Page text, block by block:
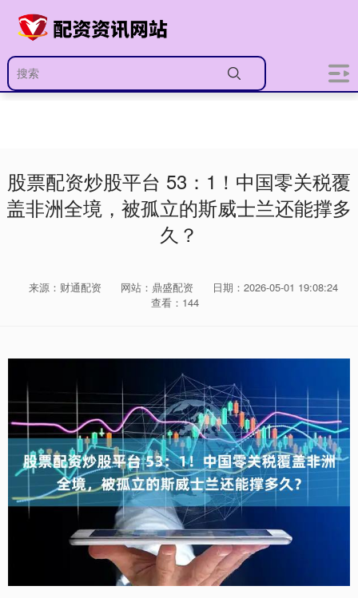
股票配资炒股平台 53：1！中国零关税覆
盖非洲全境，被孤立的斯威士兰还能撑多
久？
来源：财通配资 网站：鼎盛配资
日期：2026-05-01 19:08:24
查看：144